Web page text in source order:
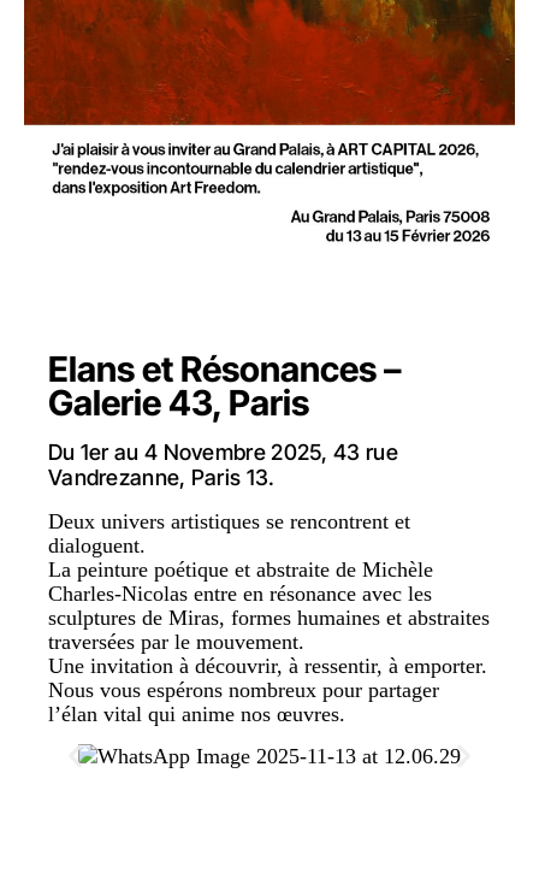
Elans et Résonances –
Galerie 43, Paris
Du 1er au 4 Novembre 2025, 43 rue
Vandrezanne, Paris 13.
Deux univers artistiques se rencontrent et
dialoguent.
La peinture poétique et abstraite de Michèle
Charles-Nicolas entre en résonance avec les
sculptures de Miras, formes humaines et abstraites
traversées par le mouvement.
Une invitation à découvrir, à ressentir, à emporter.
Nous vous espérons nombreux pour partager
l’élan vital qui anime nos œuvres.